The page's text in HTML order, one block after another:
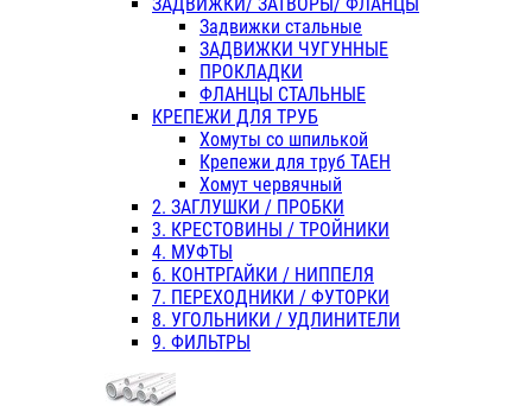
Задвижки стальные
ЗАДВИЖКИ ЧУГУННЫЕ
ПРОКЛАДКИ
ФЛАНЦЫ СТАЛЬНЫЕ
КРЕПЕЖИ ДЛЯ ТРУБ
Хомуты со шпилькой
Крепежи для труб ТАЕН
Хомут червячный
2. ЗАГЛУШКИ / ПРОБКИ
3. КРЕСТОВИНЫ / ТРОЙНИКИ
4. МУФТЫ
6. КОНТРГАЙКИ / НИППЕЛЯ
7. ПЕРЕХОДНИКИ / ФУТОРКИ
8. УГОЛЬНИКИ / УДЛИНИТЕЛИ
9. ФИЛЬТРЫ